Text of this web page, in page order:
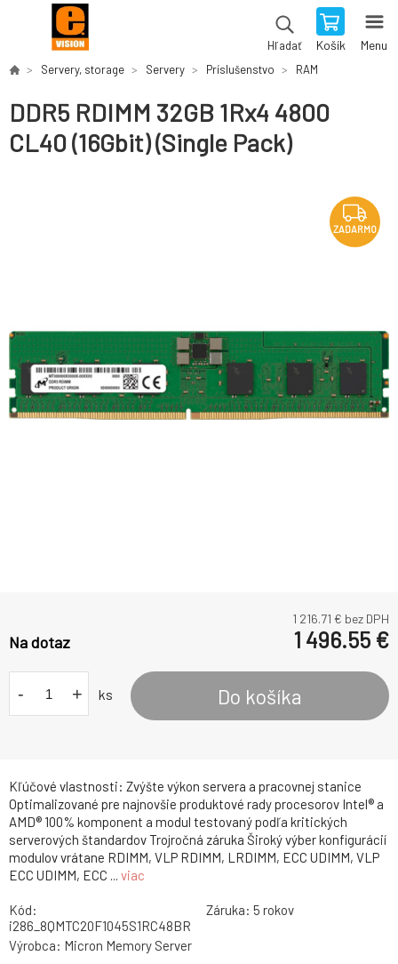
Hľadať Košík Menu
Servery, storage Servery Príslušenstvo RAM
DDR5 RDIMM 32GB 1Rx4 4800
CL40 (16Gbit) (Single Pack)
ZADARMO
Kľúčové vlastnosti: Zvýšte výkon servera a pracovnej stanice
Optimalizované pre najnovšie produktové rady procesorov Intel® a
AMD® 100% komponent a modul testovaný podľa kritických
serverových štandardov Trojročná záruka Široký výber konfigurácií
modulov vrátane RDIMM, VLP RDIMM, LRDIMM, ECC UDIMM, VLP
ECC UDIMM, ECC ... viac
1 216.71 € bez DPH
Na dotaz 1 496.55 €
- + ks Do košíka
Kód:
i286_8QMTC20F1045S1RC48BR
Záruka: 5 rokov
Výrobca: Micron Memory Server